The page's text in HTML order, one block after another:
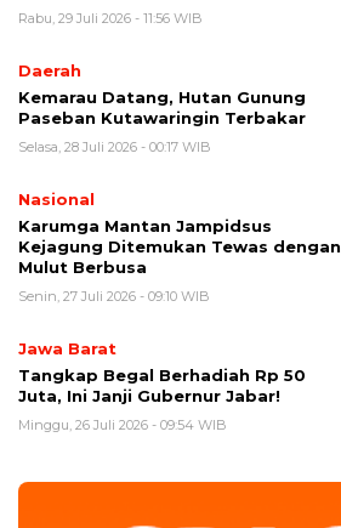
Rabu, 29 Juli 2026 - 11:56 WIB
Daerah
Kemarau Datang, Hutan Gunung
Paseban Kutawaringin Terbakar
Selasa, 28 Juli 2026 - 00:17 WIB
Nasional
Karumga Mantan Jampidsus
Kejagung Ditemukan Tewas dengan
Mulut Berbusa
Senin, 27 Juli 2026 - 09:10 WIB
Jawa Barat
Tangkap Begal Berhadiah Rp 50
Juta, Ini Janji Gubernur Jabar!
Minggu, 26 Juli 2026 - 09:54 WIB